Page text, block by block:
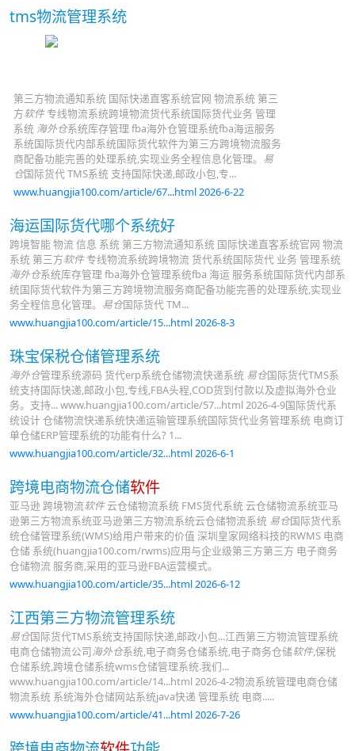
tms物流管理系统
第三方物流通知系统 国际快递直客系统官网 物流系统 第三
方软件专线物流系统跨境物流货代系统国际货代业务 管理
系统 海外仓系统库存管理 fba海外仓管理系统fba海运服务
系统国际货代内部系统国际货代软件为第三方跨境物流服务
商配备功能完善的处理系统,实现业务全程信息化管理。 易
仓国际货代 TMS系统 支持国际快递,邮政小包,专...
www.huangjia100.com/article/67...html 2026-6-22
海运国际货代哪个系统好
跨境智能 物流 信息 系统 第三方物流通知系统 国际快递直客系统官网 物流
系统 第三方软件专线物流系统跨境物流 货代系统国际货代 业务 管理系统
海外仓系统库存管理 fba海外仓管理系统fba 海运 服务系统国际货代内部系
统国际货代软件为第三方跨境物流服务商配备功能完善的处理系统,实现业
务全程信息化管理。 易仓国际货代 TM...
www.huangjia100.com/article/15...html 2026-8-3
珠宝保税仓储管理系统
海外仓管理系统源码 货代erp系统仓储物流快递系统 易仓国际货代TMS系
统支持国际快递,邮政小包,专线,FBA头程,COD货到付款以及虚拟海外仓业
务。支持... www.huangjia100.com/article/57...html 2026-4-9国际货代系
统设计 仓储物流快递系统快递运输管理系统国际货代业务管理系统 电商订
单仓储ERP管理系统的功能有什么? 1...
www.huangjia100.com/article/32...html 2026-6-1
跨境电商物流仓储软件
亚马逊 跨境物流软件云仓储物流系统 FMS货代系统 云仓储物流系统亚马
逊第三方物流系统亚马逊第三方物流系统云仓储物流系统 易仓国际货代系
统仓储管理系统(WMS)给用户带来的价值 深圳皇家网络科技的RWMS 电商
仓储 系统(huangjia100.com/rwms)应用与企业级第三方第三方 电子商务
仓储物流 服务商,采用的亚马逊FBA运营模式。
www.huangjia100.com/article/35...html 2026-6-12
江西第三方物流管理系统
易仓国际货代TMS系统支持国际快递,邮政小包...江西第三方物流管理系统
电商仓储物流公司海外仓系统,电子商务仓储系统,电子商务仓储软件,保税
仓储系统,跨境仓储系统wms仓储管理系统.我们...
www.huangjia100.com/article/14...html 2026-4-2物流系统管理电商仓储
物流系统 系统海外仓储网站系统java快递 管理系统 电商.....
www.huangjia100.com/article/41...html 2026-7-26